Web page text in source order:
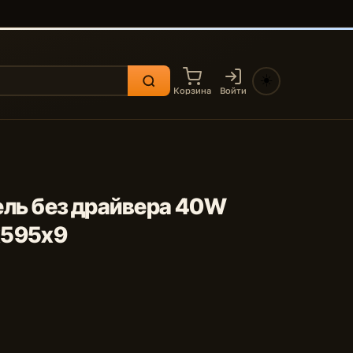
Корзина Войти
без драйвера 40W